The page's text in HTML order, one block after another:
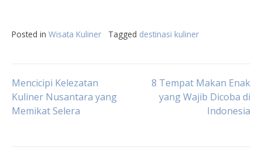
Posted in Wisata Kuliner Tagged destinasi kuliner
Post
navigation
Mencicipi Kelezatan
Kuliner Nusantara yang
Memikat Selera
8 Tempat Makan Enak
yang Wajib Dicoba di
Indonesia